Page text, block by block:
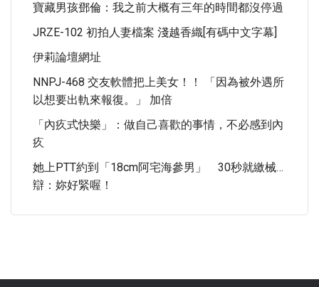
寶藏男孩鄧倫：我之前大概有三年的時間都沒停過
JRZE-102 初拍人妻檔案 淺越香織[有碼中文字幕]
伊莉論壇網址
NNPJ-468 交友軟體把上美女！！ 「因為被外遇所
以想要出軌來報復。」 加倍
「內疚式快樂」：做自己喜歡的事情，不必感到內
疚
她上PTT約到「18cm阿宅海參男」 30秒就繳械…
辯：妳好緊喔！